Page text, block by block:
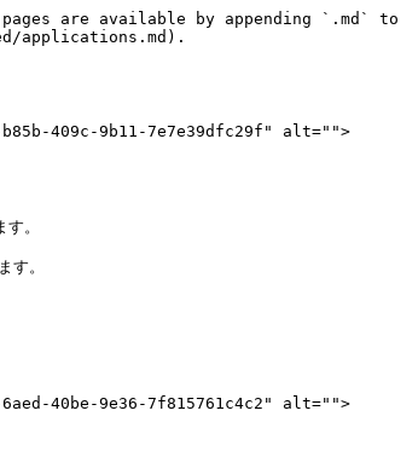
are available by appending `.md` to
applications.md).
b85b-409c-9b11-7e7e39dfc29f" alt="">
。
す。
6aed-40be-9e36-7f815761c4c2" alt="">